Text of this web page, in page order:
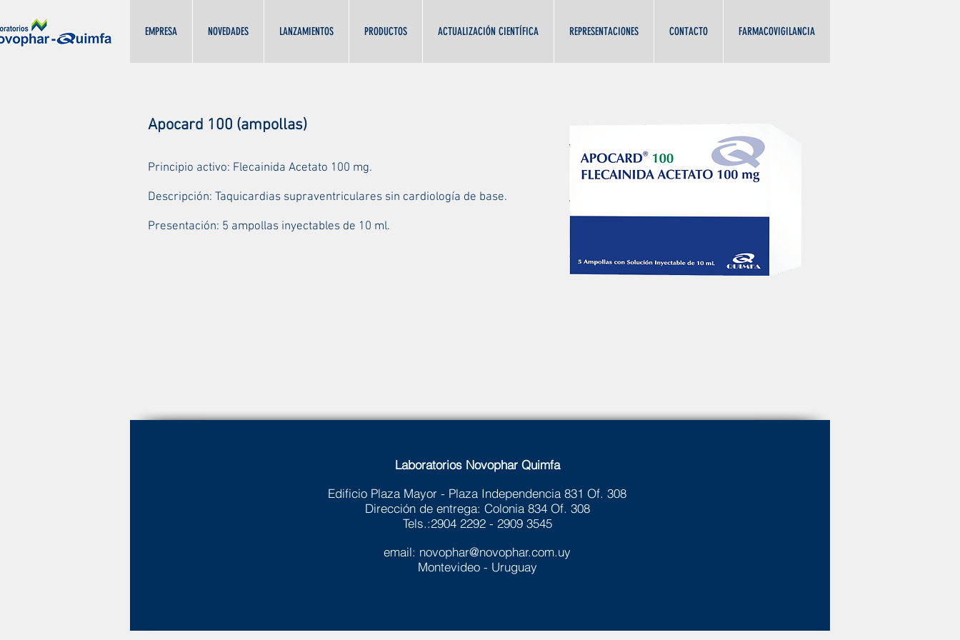
EMPRESA NOVEDADES LANZAMIENTOS PRODUCTOS ACTUALIZACIÓN CIENTÍFICA REPRESENTACIONES CONTACTO FARMACOVIGILANCIA
Principio activo: Flecainida Acetato 100 mg.
Descripción: Taquicardias supraventriculares sin cardiología de base.
Presentación: 5 ampollas inyectables de 10 ml.
Apocard 100 (ampollas)
Laboratorios Novophar Quimfa
Edificio Plaza Mayor - Plaza Independencia 831 Of. 308
Dirección de entrega: Colonia 834 Of. 308
Tels.:2904 2292 - 2909 3545
email: novophar@novophar.com.uy
Montevideo - Uruguay